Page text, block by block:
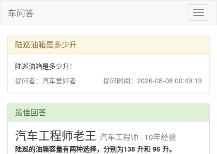
车问答
陆巡油箱是多少升
陆巡油箱是多少升！
提问者：汽车爱好者
提问时间：2026-08-08 00:49:19
最佳回答
汽车工程师老王 汽车工程师 · 10年经验
陆巡的油箱容量有两种选择，分别为138 升和 96 升。